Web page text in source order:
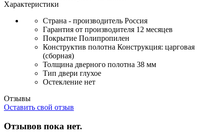
Характеристики
Страна - производитель Россия
Гарантия от производителя 12 месяцев
Покрытие Полипропилен
Конструктив полотна Конструкция: царговая
(сборная)
Толщина дверного полотна 38 мм
Тип двери глухое
Остекление нет
Отзывы
Оставить свой отзыв
Отзывов пока нет.